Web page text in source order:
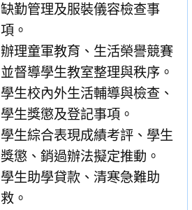
缺勤管理及服裝儀容檢查事
項。
辦理童軍教育、生活榮譽競賽
並督導學生教室整理與秩序。
學生校內外生活輔導與檢查、
學生獎懲及登記事項。
學生綜合表現成績考評、學生
獎懲、銷過辦法擬定推動。
學生助學貸款、清寒急難助
救。